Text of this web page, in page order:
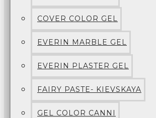
COVER COLOR GEL
EVERIN MARBLE GEL
EVERIN PLASTER GEL
FAIRY PASTE- KIEVSKAYA
GEL COLOR CANNI